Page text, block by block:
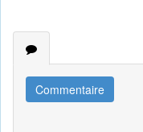
Commentaire